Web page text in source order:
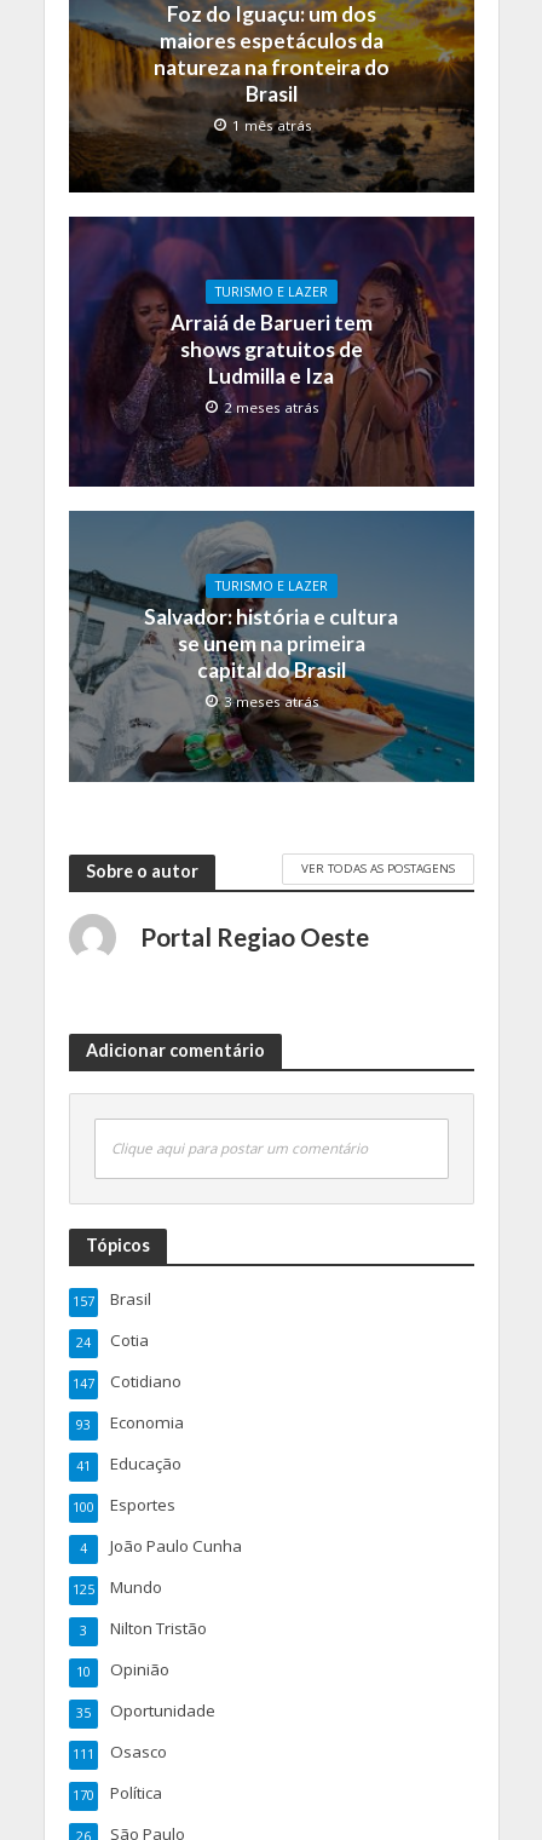
Foz do Iguaçu: um dos
maiores espetáculos da
natureza na fronteira do
Brasil
1 mês atrás
TURISMO E LAZER
Arraiá de Barueri tem
shows gratuitos de
Ludmilla e Iza
2 meses atrás
TURISMO E LAZER
Salvador: história e cultura
se unem na primeira
capital do Brasil
3 meses atrás
Sobre o autor VER TODAS AS POSTAGENS
Portal Regiao Oeste
Adicionar comentário
Clique aqui para postar um comentário
Tópicos
Brasil
157
Cotia
24
Cotidiano
147
Economia
93
Educação
41
Esportes
100
João Paulo Cunha
4
Mundo
125
Nilton Tristão
3
Opinião
10
Oportunidade
35
Osasco
111
Política
170
São Paulo
26